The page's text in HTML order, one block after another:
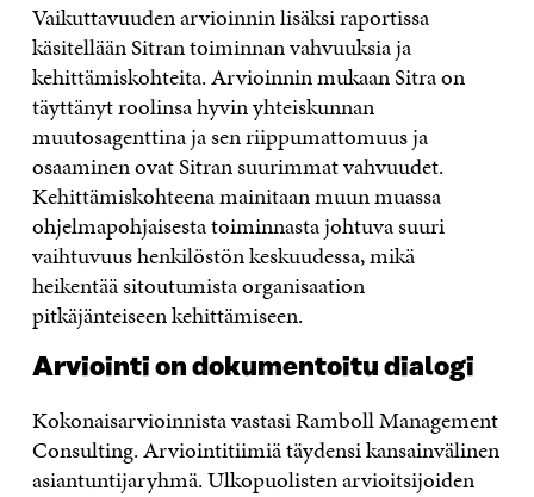
Vaikuttavuuden arvioinnin lisäksi raportissa
käsitellään Sitran toiminnan vahvuuksia ja
kehittämiskohteita. Arvioinnin mukaan Sitra on
täyttänyt roolinsa hyvin yhteiskunnan
muutosagenttina ja sen riippumattomuus ja
osaaminen ovat Sitran suurimmat vahvuudet.
Kehittämiskohteena mainitaan muun muassa
ohjelmapohjaisesta toiminnasta johtuva suuri
vaihtuvuus henkilöstön keskuudessa, mikä
heikentää sitoutumista organisaation
pitkäjänteiseen kehittämiseen.
Arviointi on dokumentoitu dialogi
Kokonaisarvioinnista vastasi Ramboll Management
Consulting. Arviointitiimiä täydensi kansainvälinen
asiantuntijaryhmä. Ulkopuolisten arvioitsijoiden